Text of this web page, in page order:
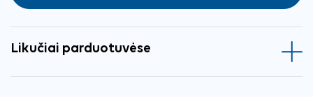
Likučiai parduotuvėse